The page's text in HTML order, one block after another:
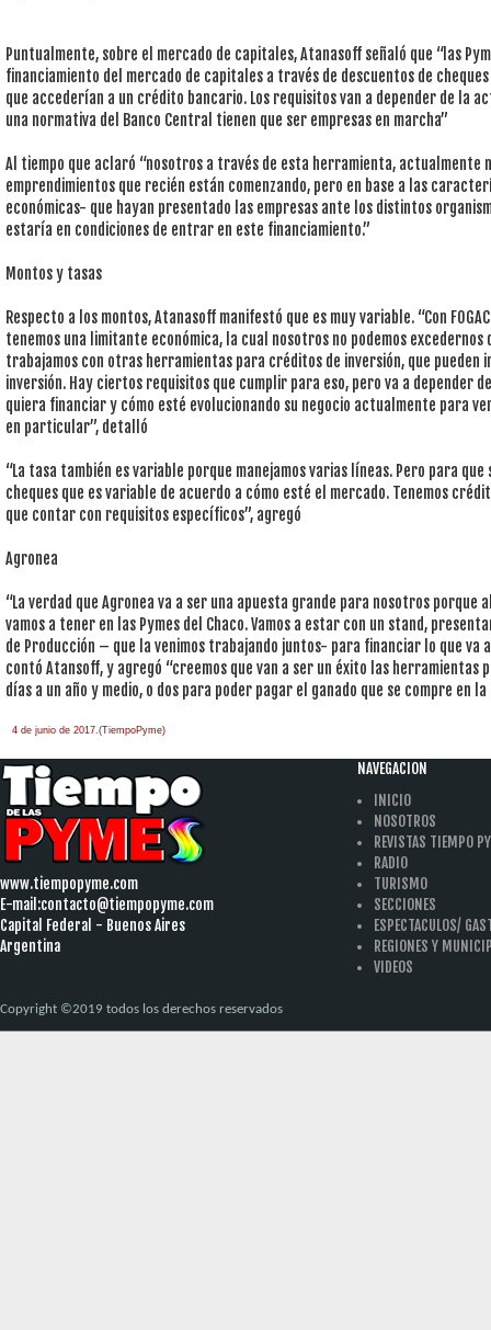
Puntualmente, sobre el mercado de capitales, Atanasoff señaló que “las
financiamiento del mercado de capitales a través de descuentos de
que accederían a un crédito bancario. Los requisitos van a depender de la
una normativa del Banco Central tienen que ser empresas en marcha”
Al tiempo que aclaró “nosotros a través de esta herramienta, actualmente
emprendimientos que recién están comenzando, pero en base a las
económicas- que hayan presentado las empresas ante los distintos
estaría en condiciones de entrar en este financiamiento.”
Montos y tasas
Respecto a los montos, Atanasoff manifestó que es muy variable. “Con
tenemos una limitante económica, la cual nosotros no podemos excedernos
trabajamos con otras herramientas para créditos de inversión, que pueden
inversión. Hay ciertos requisitos que cumplir para eso, pero va a depender
quiera financiar y cómo esté evolucionando su negocio actualmente para
en particular”, detalló
“La tasa también es variable porque manejamos varias líneas. Pero para
cheques que es variable de acuerdo a cómo esté el mercado. Tenemos
que contar con requisitos específicos”, agregó
Agronea
“La verdad que Agronea va a ser una apuesta grande para nosotros porque
vamos a tener en las Pymes del Chaco. Vamos a estar con un stand,
de Producción – que la venimos trabajando juntos- para financiar lo que va
contó Atansoff, y agregó “creemos que van a ser un éxito las herramientas
días a un año y medio, o dos para poder pagar el ganado que se compre en
4 de junio de 2017.(TiempoPyme)
www.tiempopyme.com
E-mail:contacto@tiempopyme.com
Capital Federal - Buenos Aires
Argentina
NAVEGACION
INICIO
NOSOTROS
REVISTAS TIEMPO
RADIO
TURISMO
SECCIONES
ESPECTACULOS/
REGIONES Y
VIDEOS
Copyright ©2019 todos los derechos reservados